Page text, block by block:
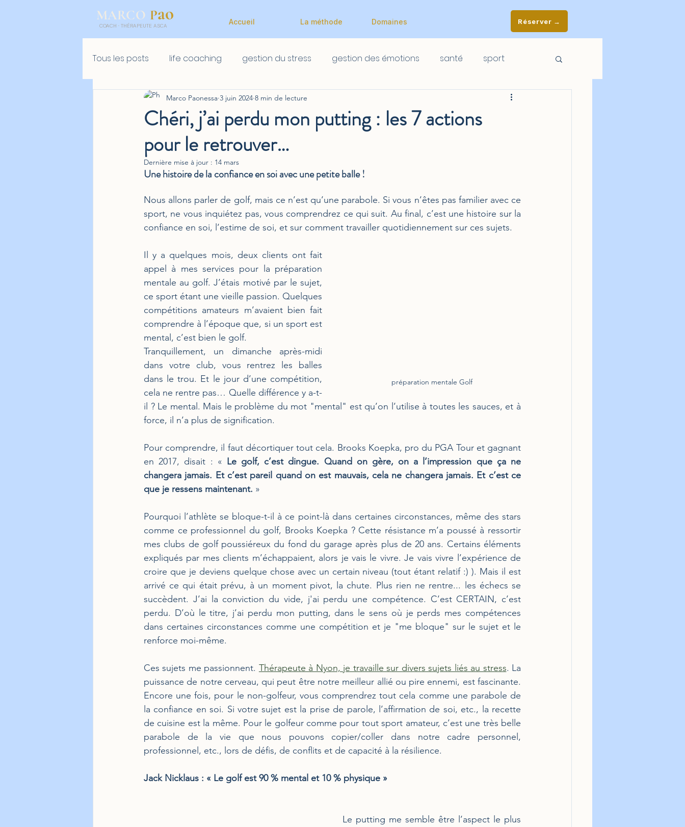
MARCO Pao
COACH · THÉRAPEUTE ASCA Accueil La méthode Domaines Réserver →
Tous les posts life coaching gestion du stress gestion des émotions santé sport
Golf mental Retreat Scolaire Scolaire
Chéri, j’ai perdu mon putting : les 7 actions
pour le retrouver…
Marco Paonessa 3 juin 2024 8 min de lecture
Dernière mise à jour : 14 mars
Une histoire de la confiance en soi avec une petite balle !
Nous allons parler de golf, mais ce n’est qu’une parabole. Si vous n’êtes pas familier avec ce
sport, ne vous inquiétez pas, vous comprendrez ce qui suit. Au final, c’est une histoire sur la
confiance en soi, l’estime de soi, et sur comment travailler quotidiennement sur ces sujets.
préparation mentale Golf
Il y a quelques mois, deux clients ont fait
appel à mes services pour la préparation
mentale au golf. J’étais motivé par le sujet,
ce sport étant une vieille passion. Quelques
compétitions amateurs m’avaient bien fait
comprendre à l’époque que, si un sport est
mental, c’est bien le golf.
Tranquillement, un dimanche après-midi
dans votre club, vous rentrez les balles
dans le trou. Et le jour d’une compétition,
cela ne rentre pas… Quelle différence y a-t-
il ? Le mental. Mais le problème du mot "mental" est qu’on l’utilise à toutes les sauces, et à
force, il n’a plus de signification.
Pour comprendre, il faut décortiquer tout cela. Brooks Koepka, pro du PGA Tour et gagnant
en 2017, disait : « Le golf, c’est dingue. Quand on gère, on a l’impression que ça ne
changera jamais. Et c’est pareil quand on est mauvais, cela ne changera jamais. Et c’est ce
que je ressens maintenant. »
Pourquoi l’athlète se bloque-t-il à ce point-là dans certaines circonstances, même des stars
comme ce professionnel du golf, Brooks Koepka ? Cette résistance m’a poussé à ressortir
mes clubs de golf poussiéreux du fond du garage après plus de 20 ans. Certains éléments
expliqués par mes clients m’échappaient, alors je vais le vivre. Je vais vivre l’expérience de
croire que je deviens quelque chose avec un certain niveau (tout étant relatif :) ). Mais il est
arrivé ce qui était prévu, à un moment pivot, la chute. Plus rien ne rentre... les échecs se
succèdent. J’ai la conviction du vide, j'ai perdu une compétence. C’est CERTAIN, c’est
perdu. D’où le titre, j’ai perdu mon putting, dans le sens où je perds mes compétences
dans certaines circonstances comme une compétition et je "me bloque" sur le sujet et le
renforce moi-même.
Ces sujets me passionnent. Thérapeute à Nyon, je travaille sur divers sujets liés au stress. La
puissance de notre cerveau, qui peut être notre meilleur allié ou pire ennemi, est fascinante.
Encore une fois, pour le non-golfeur, vous comprendrez tout cela comme une parabole de
la confiance en soi. Si votre sujet est la prise de parole, l’affirmation de soi, etc., la recette
de cuisine est la même. Pour le golfeur comme pour tout sport amateur, c’est une très belle
parabole de la vie que nous pouvons copier/coller dans notre cadre personnel,
professionnel, etc., lors de défis, de conflits et de capacité à la résilience.
Jack Nicklaus : « Le golf est 90 % mental et 10 % physique »
Le putting me semble être l’aspect le plus